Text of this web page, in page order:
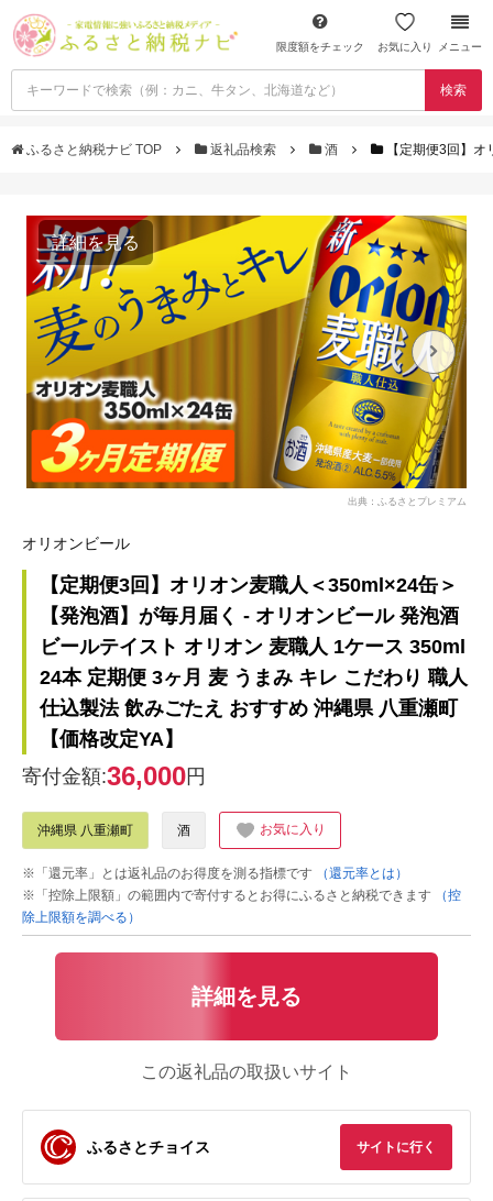
限度額をチェック お気に入り メニュー
検索
ふるさと納税ナビ TOP 返礼品検索 酒 【定期便3回】
詳細を見る
出典：ふるさとプレミアム
オリオンビール
【定期便3回】オリオン麦職人＜350ml×24缶＞
【発泡酒】が毎月届く - オリオンビール 発泡酒
ビールテイスト オリオン 麦職人 1ケース 350ml
24本 定期便 3ヶ月 麦 うまみ キレ こだわり 職人
仕込製法 飲みごたえ おすすめ 沖縄県 八重瀬町
【価格改定YA】
寄付金額:36,000円
沖縄県 八重瀬町 酒 お気に入り
※「還元率」とは返礼品のお得度を測る指標です
（還元率とは）
※「控除上限額」の範囲内で寄付するとお得にふるさと納税できます
（控
除上限額を調べる）
詳細を見る
この返礼品の取扱いサイト
ふるさとチョイス サイトに行く